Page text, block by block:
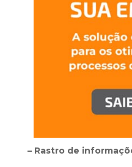
– Rastro de